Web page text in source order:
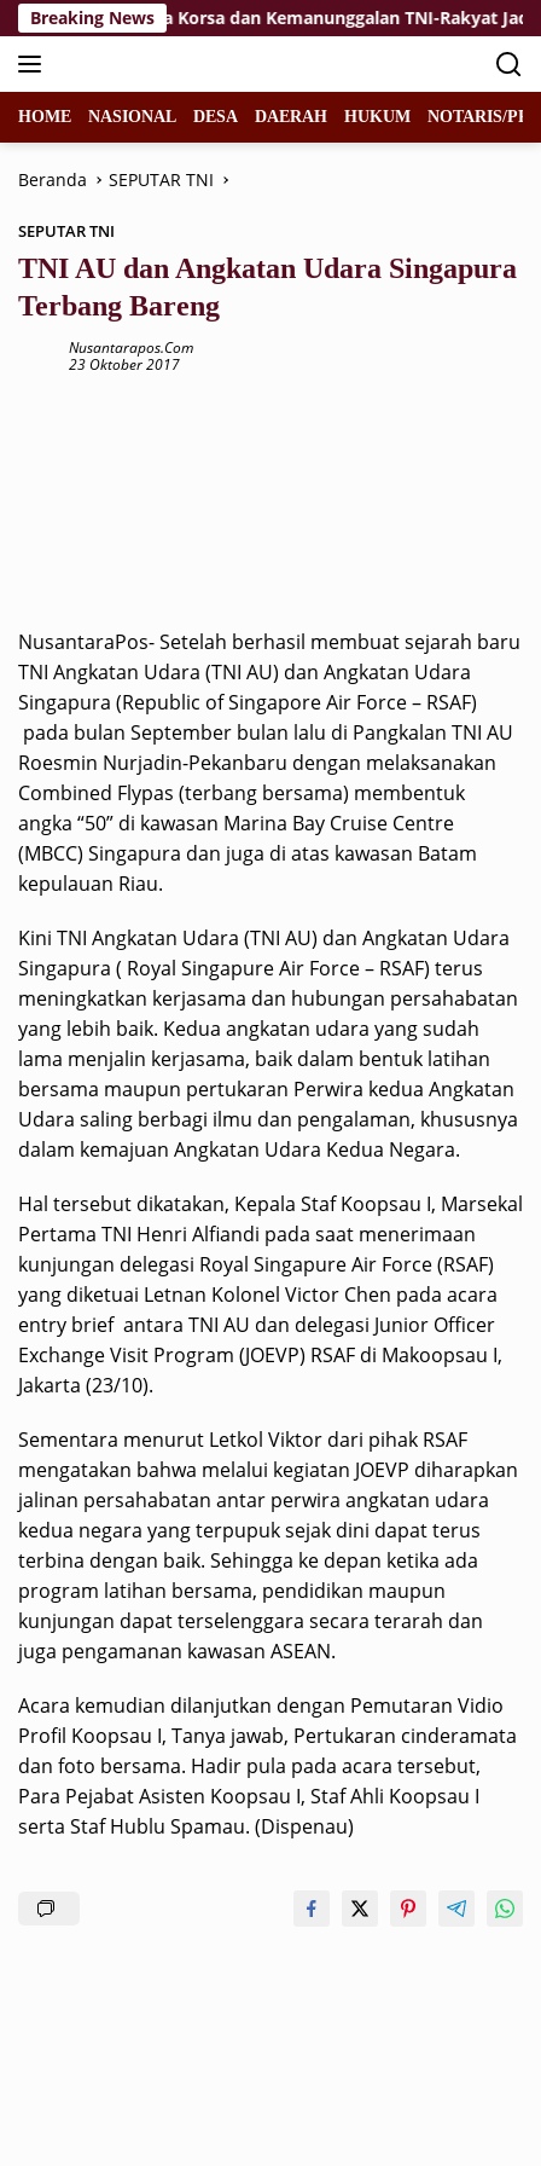
Langsung
ke
konten
Breaking NewsJiwa Korsa dan Kemanunggalan TNI-Rakyat Jadi
HOME NASIONAL DESA DAERAH HUKUM NOTARIS/
Beranda SEPUTAR TNI
SEPUTAR TNI
TNI AU dan Angkatan Udara Singapura
Terbang Bareng
Nusantarapos.com
23 Oktober 2017
NusantaraPos- Setelah berhasil membuat sejarah baru
TNI Angkatan Udara (TNI AU) dan Angkatan Udara
Singapura (Republic of Singapore Air Force – RSAF)
pada bulan September bulan lalu di Pangkalan TNI AU
Roesmin Nurjadin-Pekanbaru dengan melaksanakan
Combined Flypas (terbang bersama) membentuk
angka “50” di kawasan Marina Bay Cruise Centre
(MBCC) Singapura dan juga di atas kawasan Batam
kepulauan Riau.
Kini TNI Angkatan Udara (TNI AU) dan Angkatan Udara
Singapura ( Royal Singapure Air Force – RSAF) terus
meningkatkan kerjasama dan hubungan persahabatan
yang lebih baik. Kedua angkatan udara yang sudah
lama menjalin kerjasama, baik dalam bentuk latihan
bersama maupun pertukaran Perwira kedua Angkatan
Udara saling berbagi ilmu dan pengalaman, khususnya
dalam kemajuan Angkatan Udara Kedua Negara.
Hal tersebut dikatakan, Kepala Staf Koopsau I, Marsekal
Pertama TNI Henri Alfiandi pada saat menerimaan
kunjungan delegasi Royal Singapure Air Force (RSAF)
yang diketuai Letnan Kolonel Victor Chen pada acara
entry brief antara TNI AU dan delegasi Junior Officer
Exchange Visit Program (JOEVP) RSAF di Makoopsau I,
Jakarta (23/10).
Sementara menurut Letkol Viktor dari pihak RSAF
mengatakan bahwa melalui kegiatan JOEVP diharapkan
jalinan persahabatan antar perwira angkatan udara
kedua negara yang terpupuk sejak dini dapat terus
terbina dengan baik. Sehingga ke depan ketika ada
program latihan bersama, pendidikan maupun
kunjungan dapat terselenggara secara terarah dan
juga pengamanan kawasan ASEAN.
Acara kemudian dilanjutkan dengan Pemutaran Vidio
Profil Koopsau I, Tanya jawab, Pertukaran cinderamata
dan foto bersama. Hadir pula pada acara tersebut,
Para Pejabat Asisten Koopsau I, Staf Ahli Koopsau I
serta Staf Hublu Spamau. (Dispenau)